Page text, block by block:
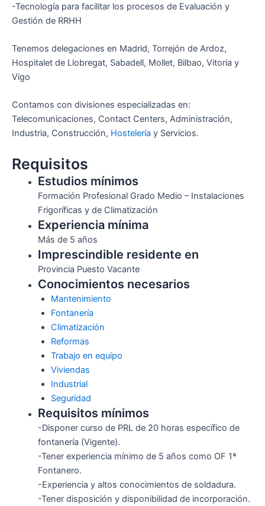
-Tecnología para facilitar los procesos de Evaluación y
Gestión de RRHH
Tenemos delegaciones en Madrid, Torrejón de Ardoz,
Hospitalet de Llobregat, Sabadell, Mollet, Bilbao, Vitoria y
Vigo
Contamos con divisiones especializadas en:
Telecomunicaciones, Contact Centers, Administración,
Industria, Construcción, Hostelería y Servicios.
Requisitos
Estudios mínimos
Formación Profesional Grado Medio – Instalaciones
Frigoríficas y de Climatización
Experiencia mínima
Más de 5 años
Imprescindible residente en
Provincia Puesto Vacante
Conocimientos necesarios
Mantenimiento
Fontanería
Climatización
Reformas
Trabajo en equipo
Viviendas
Industrial
Seguridad
Requisitos mínimos
-Disponer curso de PRL de 20 horas específico de
fontanería (Vigente).
-Tener experiencia mínimo de 5 años como OF 1ª
Fontanero.
-Experiencia y altos conocimientos de soldadura.
-Tener disposición y disponibilidad de incorporación.